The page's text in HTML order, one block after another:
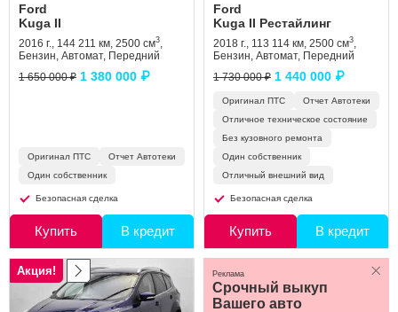
Ford
Kuga II
2016 г., 144 211 км, 2500 см3,
Бензин, Автомат, Передний
1 650 000 ₽ 1 380 000 ₽
Оригинал ПТС
Отчет Автотеки
Один собственник
Безопасная сделка
Купить В кредит
Ford
Kuga II Рестайлинг
2018 г., 113 114 км, 2500 см3,
Бензин, Автомат, Передний
1 730 000 ₽ 1 440 000 ₽
Оригинал ПТС
Отчет Автотеки
Отличное техническое состояние
Без кузовного ремонта
Один собственник
Отличный внешний вид
Безопасная сделка
Купить В кредит
Акция!
Срочный выкуп
Вашего авто
Реклама